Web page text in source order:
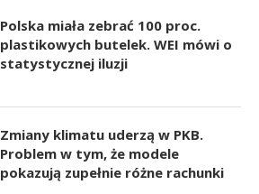
Polska miała zebrać 100 proc.
plastikowych butelek. WEI mówi o
statystycznej iluzji
Zmiany klimatu uderzą w PKB.
Problem w tym, że modele
pokazują zupełnie różne rachunki